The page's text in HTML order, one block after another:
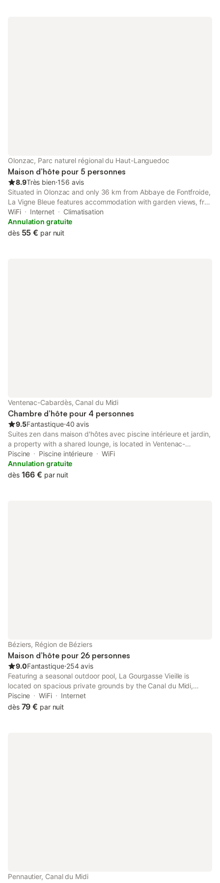
Olonzac, Parc naturel régional du Haut-Languedoc
Maison d’hôte pour 5 personnes
8.9Très bien⋅156 avis
Situated in Olonzac and only 36 km from Abbaye de Fontfroide,
La Vigne Bleue features accommodation with garden views, free
WiFi and free private parking.
WiFi Internet
Climatisation
Annulation gratuite
dès 55 € par nuit
Ventenac-Cabardès, Canal du Midi
Chambre d’hôte pour 4 personnes
9.5Fantastique⋅40 avis
Suites zen dans maison d'hôtes avec piscine intérieure et jardin,
a property with a shared lounge, is located in Ventenac-
Cabardès, 9.
Piscine Piscine intérieure
WiFi
Annulation gratuite
dès 166 € par nuit
Béziers, Région de Béziers
Maison d’hôte pour 26 personnes
9.0Fantastique⋅254 avis
Featuring a seasonal outdoor pool, La Gourgasse Vieille is
located on spacious private grounds by the Canal du Midi,
Europe’s oldest canal and a UNESCO World Heritage Site.
Piscine WiFi
Internet
dès 79 € par nuit
Pennautier, Canal du Midi